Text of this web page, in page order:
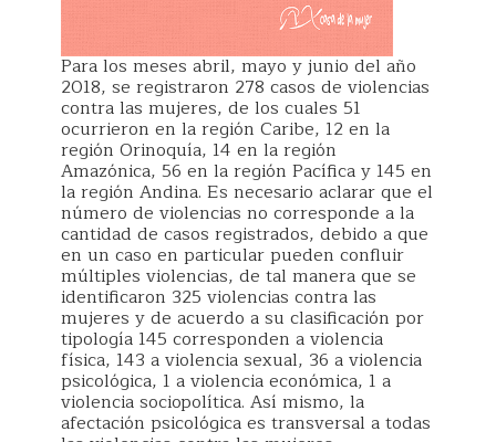
Para los meses abril, mayo y junio del año
2018, se registraron 278 casos de violencias
contra las mujeres, de los cuales 51
ocurrieron en la región Caribe, 12 en la
región Orinoquía, 14 en la región
Amazónica, 56 en la región Pacífica y 145 en
la región Andina. Es necesario aclarar que el
número de violencias no corresponde a la
cantidad de casos registrados, debido a que
en un caso en particular pueden confluir
múltiples violencias, de tal manera que se
identificaron 325 violencias contra las
mujeres y de acuerdo a su clasificación por
tipología 145 corresponden a violencia
física, 143 a violencia sexual, 36 a violencia
psicológica, 1 a violencia económica, 1 a
violencia sociopolítica. Así mismo, la
afectación psicológica es transversal a todas